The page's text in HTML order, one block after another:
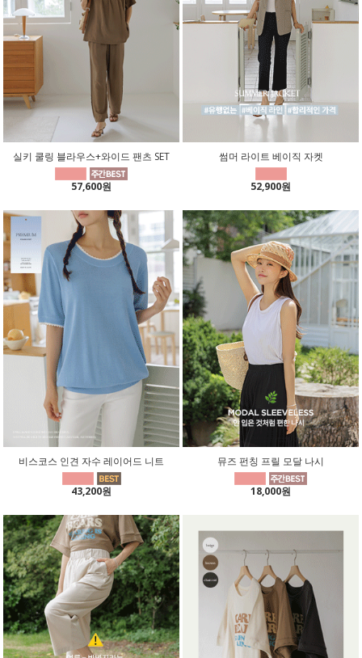
실키 쿨링 블라우스+와이드 팬츠 SET
57,600원
썸머 라이트 베이직 자켓
52,900원
비스코스 인견 자수 레이어드 니트
43,200원
뮤즈 펀칭 프릴 모달 나시
18,000원